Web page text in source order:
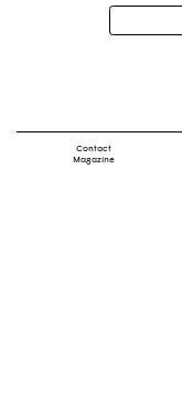
Navigation
Contact
Magazine